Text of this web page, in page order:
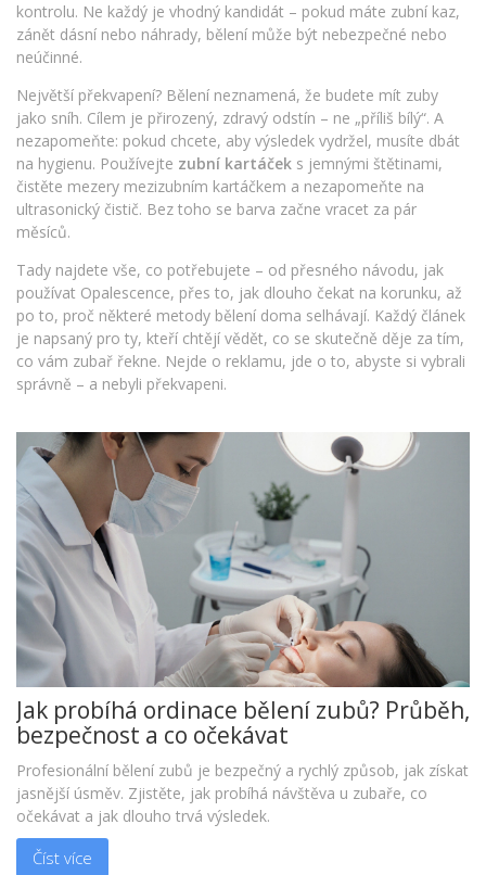
kontrolu. Ne každý je vhodný kandidát – pokud máte zubní kaz,
zánět dásní nebo náhrady, bělení může být nebezpečné nebo
neúčinné.
Největší překvapení? Bělení neznamená, že budete mít zuby
jako sníh. Cílem je přirozený, zdravý odstín – ne „příliš bílý“. A
nezapomeňte: pokud chcete, aby výsledek vydržel, musíte dbát
na hygienu. Používejte zubní kartáček s jemnými štětinami,
čistěte mezery mezizubním kartáčkem a nezapomeňte na
ultrasonický čistič. Bez toho se barva začne vracet za pár
měsíců.
Tady najdete vše, co potřebujete – od přesného návodu, jak
používat Opalescence, přes to, jak dlouho čekat na korunku, až
po to, proč některé metody bělení doma selhávají. Každý článek
je napsaný pro ty, kteří chtějí vědět, co se skutečně děje za tím,
co vám zubař řekne. Nejde o reklamu, jde o to, abyste si vybrali
správně – a nebyli překvapeni.
Jak probíhá ordinace bělení zubů? Průběh,
bezpečnost a co očekávat
Profesionální bělení zubů je bezpečný a rychlý způsob, jak získat
jasnější úsměv. Zjistěte, jak probíhá návštěva u zubaře, co
očekávat a jak dlouho trvá výsledek.
Číst více